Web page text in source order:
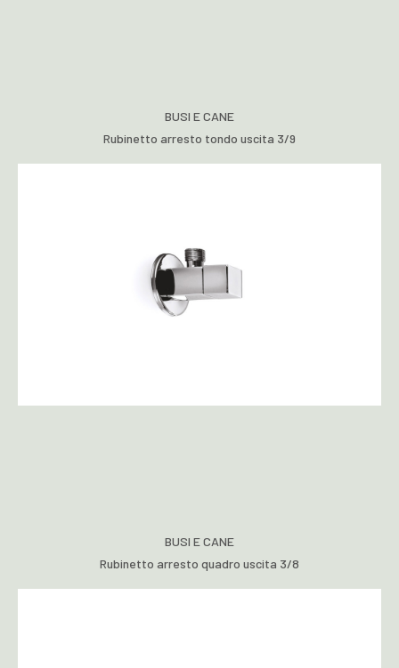
BUSI E CANE
Rubinetto arresto tondo uscita 3/9
BUSI E CANE
Rubinetto arresto quadro uscita 3/8